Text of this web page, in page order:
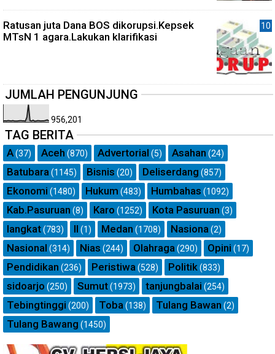
Ratusan juta Dana BOS dikorupsi.Kepsek
MTsN 1 agara.Lakukan klarifikasi
JUMLAH PENGUNJUNG
956,201
TAG BERITA
A(37) Aceh (870) Advertorial (5) Asahan (24)
Batubara (1145) Bisnis (20) Deliserdang (857)
Ekonomi (1480) Hukum (483) Humbahas (1092)
Kab.Pasuruan (8) Karo (1252) Kota Pasuruan (3)
langkat(783) ll (1) Medan (1708) Nasiona (2)
Nasional (314) Nias (244) Olahraga (290) Opini (17)
Pendidikan (236) Peristiwa (528) Politik(833)
sidoarjo (250) Sumut(1973) tanjungbalai (254)
Tebingtinggi (200) Toba (138) Tulang Bawan (2)
Tulang Bawang (1450)